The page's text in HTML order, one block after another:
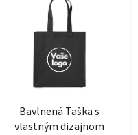
Bavlnená Taška s
vlastným dizajnom